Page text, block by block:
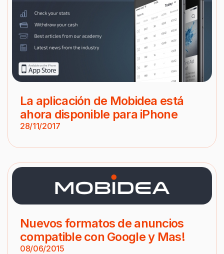
La aplicación de Mobidea está
ahora disponible para iPhone
28/11/2017
Nuevos formatos de anuncios
compatible con Google y Mas!
08/06/2015